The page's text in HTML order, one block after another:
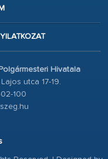
Hivatala
utca 17-19.
100